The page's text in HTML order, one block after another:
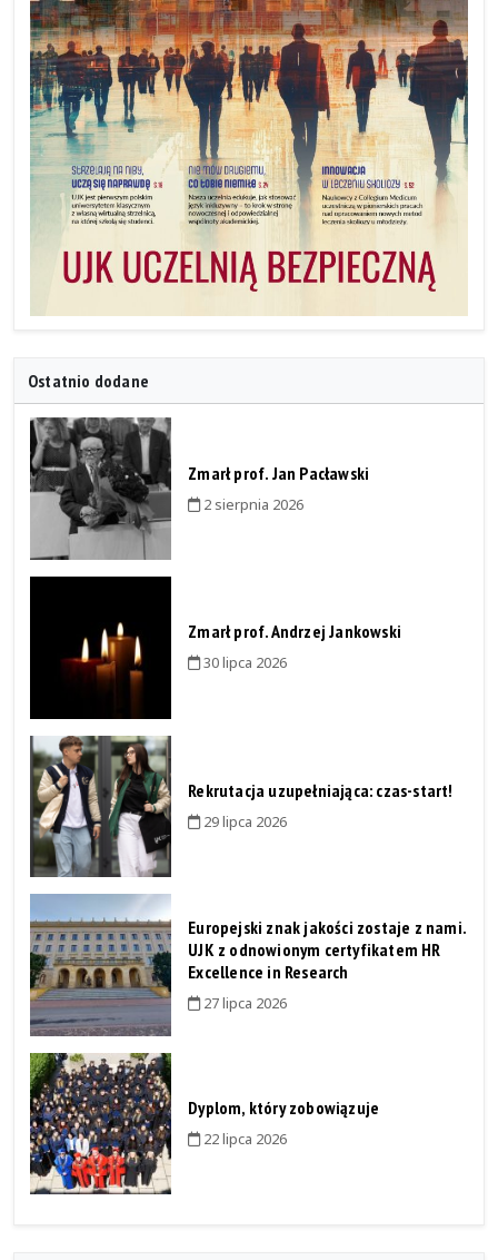
Ostatnio dodane
Zmarł prof. Jan Pacławski
2 sierpnia 2026
Zmarł prof. Andrzej Jankowski
30 lipca 2026
Rekrutacja uzupełniająca: czas-start!
29 lipca 2026
Europejski znak jakości zostaje z nami.
UJK z odnowionym certyfikatem HR
Excellence in Research
27 lipca 2026
Dyplom, który zobowiązuje
22 lipca 2026